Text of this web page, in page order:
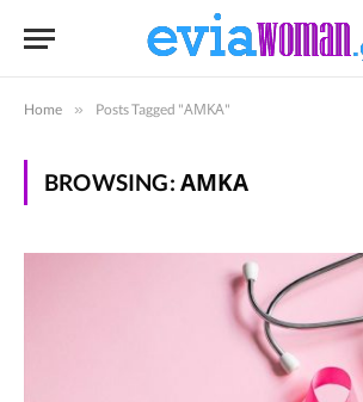
Home » Posts Tagged "ΑΜΚΑ"
BROWSING: ΑΜΚΑ